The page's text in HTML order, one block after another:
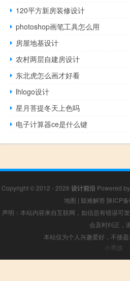
120平方新房装修设计
photoshop画笔工具怎么用
房屋地基设计
农村两层自建房设计
东北虎怎么画才好看
lhlogo设计
星月菩提冬天上色吗
电子计算器ce是什么键
Copyright © 2012 - 2026 设计前沿 Powered by
地图 | 疑难解答 陕ICP
声明：本站内容来自互联网，如信息有错误可
会及时纠正，
本站仅为个人兴趣爱好，不接
小男孩